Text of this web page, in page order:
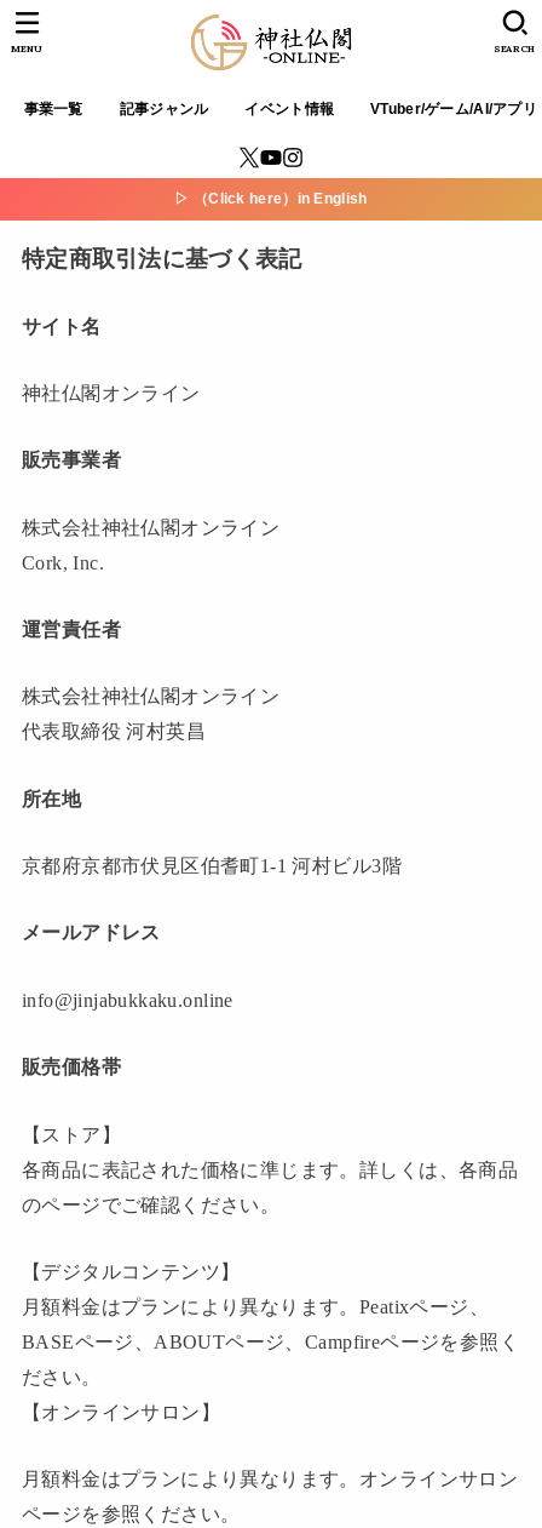
事業一覧 記事ジャンル イベント情報 VTuber/ゲーム/AI/アプリ
SEARCH
MENU
▷ （Click here）in English
特定商取引法に基づく表記
サイト名
神社仏閣オンライン
販売事業者
株式会社神社仏閣オンライン
Cork, Inc.
運営責任者
株式会社神社仏閣オンライン
代表取締役 河村英昌
所在地
京都府京都市伏見区伯耆町1-1 河村ビル3階
メールアドレス
info@jinjabukkaku.online
販売価格帯
【ストア】
各商品に表記された価格に準じます。詳しくは、各商品
のページでご確認ください。
【デジタルコンテンツ】
月額料金はプランにより異なります。Peatixページ、
BASEページ、ABOUTページ、Campfireページを参照く
ださい。
【オンラインサロン】
月額料金はプランにより異なります。オンラインサロン
ページを参照ください。